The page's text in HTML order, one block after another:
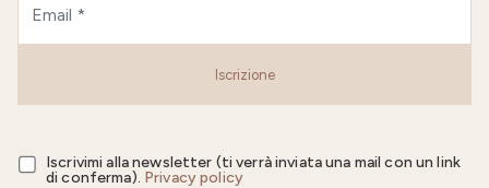
Iscrizione
Iscrivimi alla newsletter (ti verrà inviata una mail con un link
di conferma). Privacy policy